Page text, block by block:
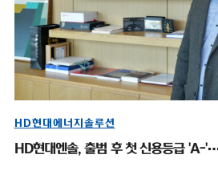
HD현대에너지솔루션
HD현대엔솔, 출범 후 첫 신용등급 'A-